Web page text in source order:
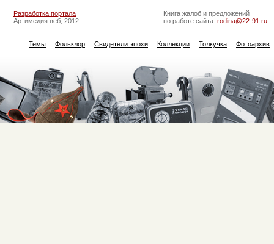
Разработка портала
Артимедия веб, 2012
Книга жалоб и предложений
по работе сайта: rodina@22-91.ru
Темы Фольклор Свидетели эпохи Коллекции Толкучка Фотоархив